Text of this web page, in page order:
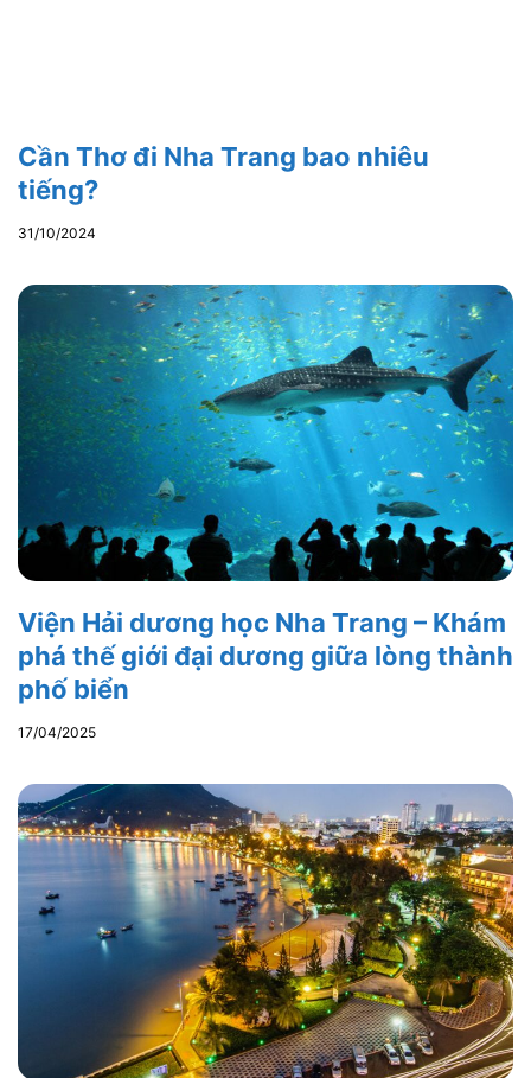
Cần Thơ đi Nha Trang bao nhiêu
tiếng?
31/10/2024
Viện Hải dương học Nha Trang – Khám
phá thế giới đại dương giữa lòng thành
phố biển
17/04/2025